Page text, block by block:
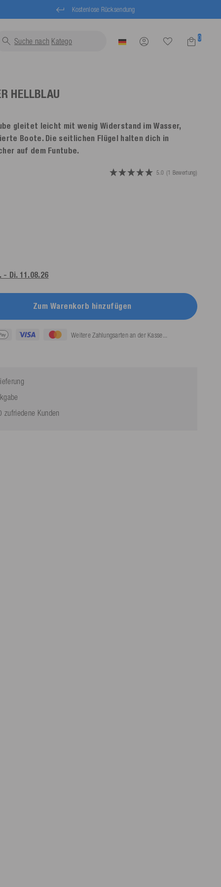
Kostenlose Rücksendung
Suche nach Schwimmwe 0
HELLBLAU
gleitet leicht mit wenig Widerstand im Wasser,
Boote. Die seitlichen Flügel halten dich in
auf dem Funtube.
5.0 (1 Bewertung)
- Di. 11.08.26
Zum Warenkorb hinzufügen
Weitere Zahlungsarten an der Kasse...
Kunden